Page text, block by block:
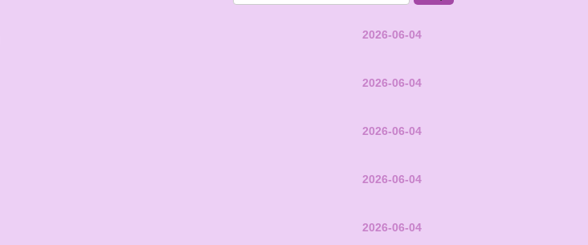
2026-06-04
2026-06-04
2026-06-04
2026-06-04
2026-06-04